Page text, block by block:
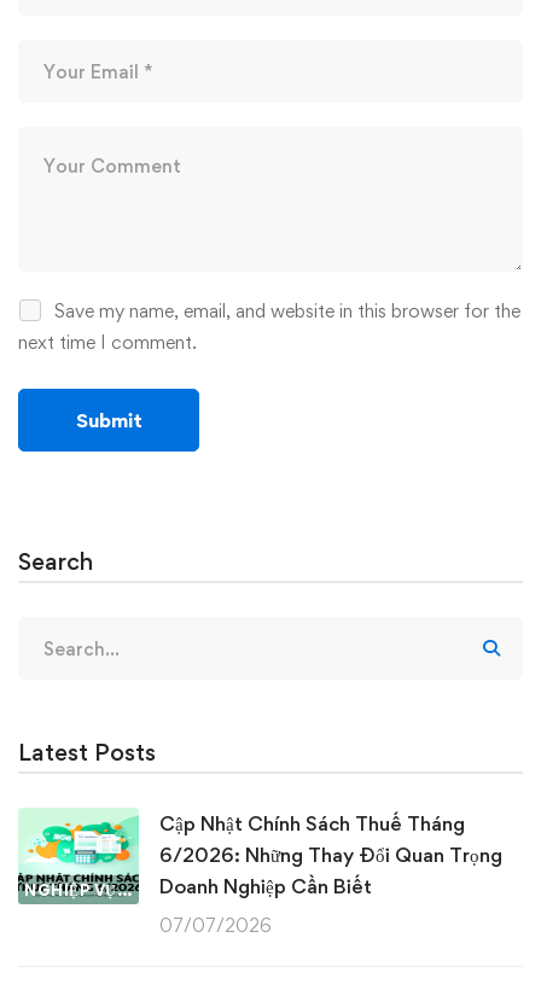
Save my name, email, and website in this browser for the
next time I comment.
Search
for:
Latest Posts
NGHIỆP VỤ KẾ TOÁN & THUẾ
Cập Nhật Chính Sách Thuế Tháng
6/2026: Những Thay Đổi Quan Trọng
Doanh Nghiệp Cần Biết
07/07/2026